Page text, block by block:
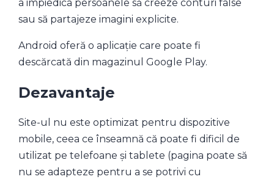
a impiedica persoanele să creeze conturi false
sau să partajeze imagini explicite.
Android oferă o aplicație care poate fi
descărcată din magazinul Google Play.
Dezavantaje
Site-ul nu este optimizat pentru dispozitive
mobile, ceea ce înseamnă că poate fi dificil de
utilizat pe telefoane și tablete (pagina poate să
nu se adapteze pentru a se potrivi cu